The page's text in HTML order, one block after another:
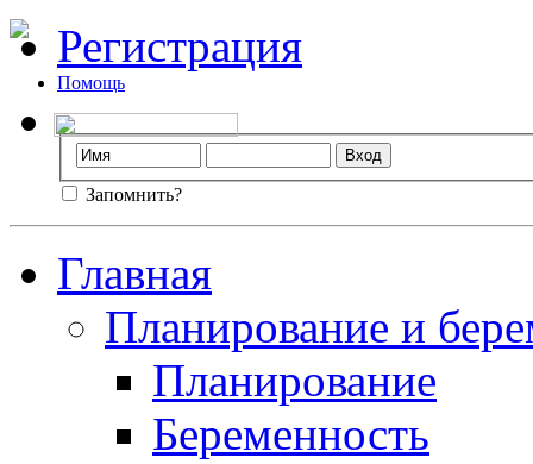
Регистрация
Помощь
Запомнить?
Главная
Планирование и
Планирование
Беременность